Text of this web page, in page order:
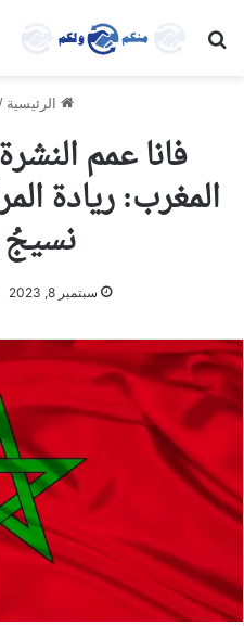
بحث عن
الرئيسية /
فانا عمم
المغرب: ريادة
سبتمبر 8, 2023